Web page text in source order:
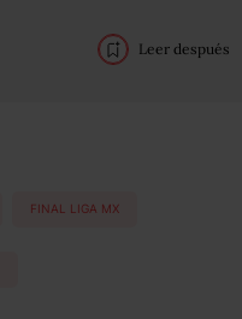
Leer después
FINAL LIGA MX